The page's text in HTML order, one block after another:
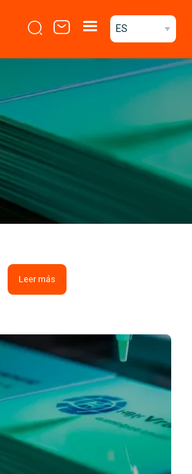
menu
mobile
header
Select your
Leer más